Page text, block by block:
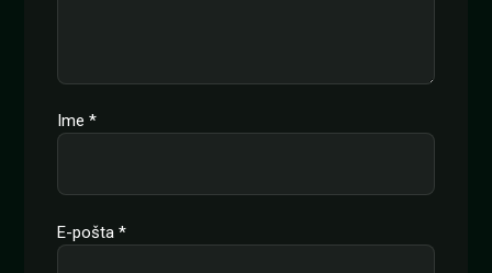
Ime *
E-pošta *